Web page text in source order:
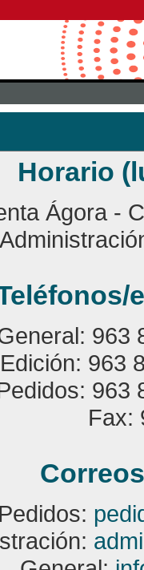
Horario
Ágora -
963
Edición: 963
963
Fax:
Pedidos: